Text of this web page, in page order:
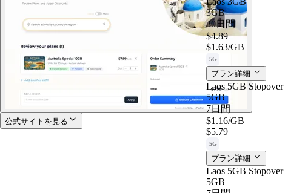
公式サイトを見る
3GB
30日間
$4.89
$1.63/GB
5G
プラン詳細
Laos 5GB Stopover
5GB
7日間
$1.16/GB
$5.79
5G
プラン詳細
Laos 5GB Stopover
5GB